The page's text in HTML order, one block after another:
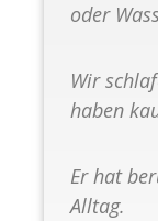
oder
Wir
haben
Er hat
Alltag.